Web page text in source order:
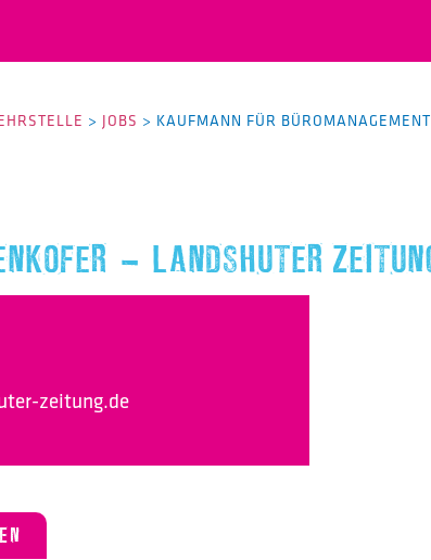
> JOBS > KAUFMANN FÜR
– LANDSHUTER
zeitung.de